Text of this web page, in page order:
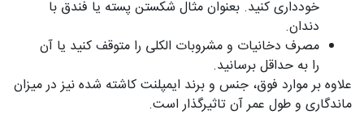
خودداری کنید. بعنوان مثال شکستن پسته یا فندق با
دندان.
مصرف دخانیات و مشروبات الکلی را متوقف کنید یا آن
را به حداقل برسانید.
علاوه بر موارد فوق، جنس و برند ایمپلنت کاشته شده نیز در میزان
ماندگاری و طول عمر آن تاثیرگذار است.